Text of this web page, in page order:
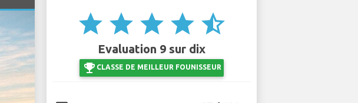
star star star star star_half
Evaluation 9 sur dix
emoji_events CLASSE DE MEILLEUR FOUNISSEUR